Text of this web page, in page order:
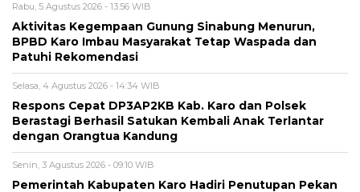
Rabu, 5 Agustus 2026 - 13:56 WIB
Aktivitas Kegempaan Gunung Sinabung Menurun,
BPBD Karo Imbau Masyarakat Tetap Waspada dan
Patuhi Rekomendasi
Selasa, 4 Agustus 2026 - 14:34 WIB
Respons Cepat DP3AP2KB Kab. Karo dan Polsek
Berastagi Berhasil Satukan Kembali Anak Terlantar
dengan Orangtua Kandung
Senin, 3 Agustus 2026 - 09:10 WIB
Pemerintah Kabupaten Karo Hadiri Penutupan Pekan